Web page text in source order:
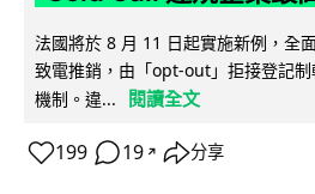
法國將於 8 月 11 日起實施新例，全
致電推銷，由「opt-out」拒接登記
機制。違...
閱讀全文
199 19 ↗ 分享